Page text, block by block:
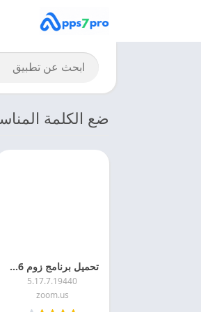
ضع الكلمة
تحميل برنامج زوم 2026 Zoom APK اخر اصدار مجانا
5.17.7.19440
zoom.us